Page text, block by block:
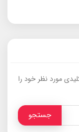
مورد نظر خود را
جستجو